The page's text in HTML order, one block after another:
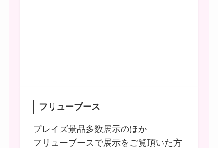
フリューブース
プレイズ景品多数展示のほか
フリューブースで展示をご覧頂いた方